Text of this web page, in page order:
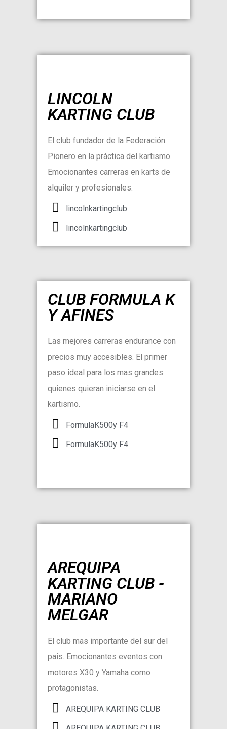
LINCOLN
KARTING CLUB
El club fundador de la Federación.
Pionero en la práctica del kartismo.
Emocionantes carreras en karts de
alquiler y profesionales.
lincolnkartingclub
lincolnkartingclub
CLUB FORMULA K
Y AFINES
Las mejores carreras endurance con
precios muy accesibles. El primer
paso ideal para los mas grandes
quienes quieran iniciarse en el
kartismo.
FormulaK500y F4
FormulaK500y F4
AREQUIPA
KARTING CLUB -
MARIANO
MELGAR
El club mas importante del sur del
pais. Emocionantes eventos con
motores X30 y Yamaha como
protagonistas.
AREQUIPA KARTING CLUB